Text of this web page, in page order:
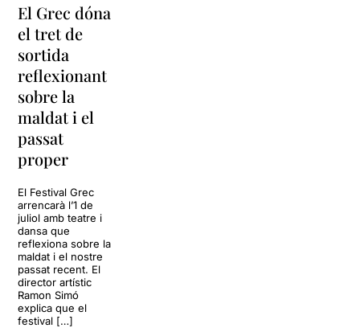
El Grec dóna
el tret de
sortida
reflexionant
sobre la
maldat i el
passat
proper
El Festival Grec
arrencarà l’1 de
juliol amb teatre i
dansa que
reflexiona sobre la
maldat i el nostre
passat recent. El
director artístic
Ramon Simó
explica que el
festival […]